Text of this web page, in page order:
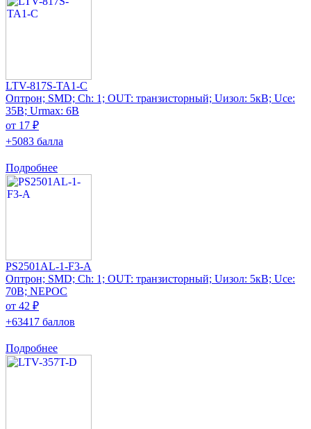
LTV-817S-TA1-C
Оптрон; SMD; Ch: 1; OUT: транзисторный; Uизол: 5кВ; Uce:
35В; Urmax: 6В
от 17 ₽
+5083 балла
Подробнее
PS2501AL-1-F3-A
Оптрон; SMD; Ch: 1; OUT: транзисторный; Uизол: 5кВ; Uce:
70В; NEPOC
от 42 ₽
+63417 баллов
Подробнее